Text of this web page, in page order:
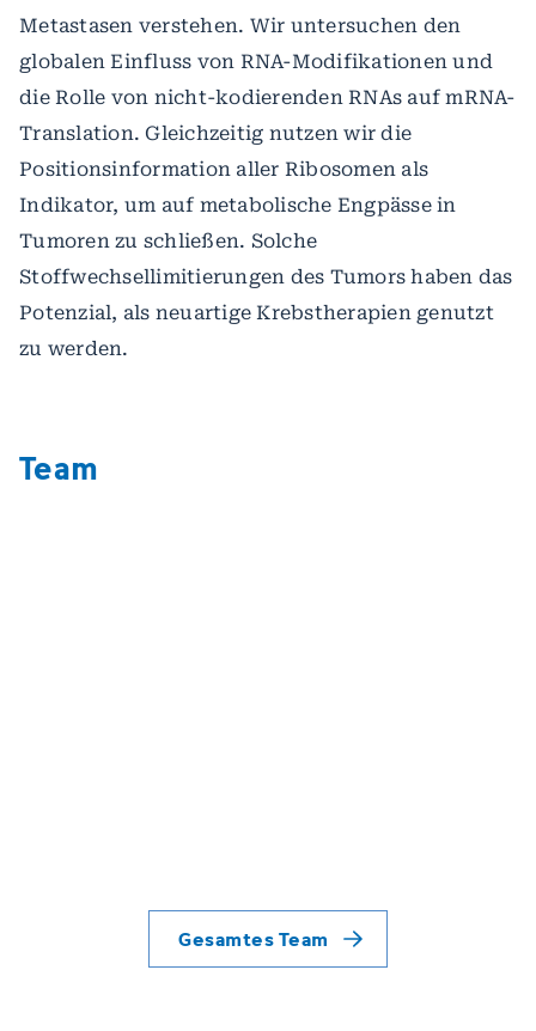
Metastasen verstehen. Wir untersuchen den
globalen Einfluss von RNA-Modifikationen und
die Rolle von nicht-kodierenden RNAs auf mRNA-
Translation. Gleichzeitig nutzen wir die
Positionsinformation aller Ribosomen als
Indikator, um auf metabolische Engpässe in
Tumoren zu schließen. Solche
Stoffwechsellimitierungen des Tumors haben das
Potenzial, als neuartige Krebstherapien genutzt
zu werden.
Team
Gesamtes Team